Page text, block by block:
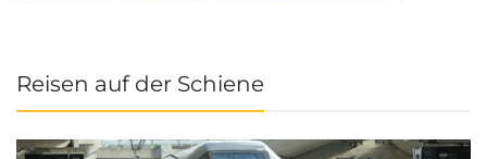
Reisen auf der Schiene